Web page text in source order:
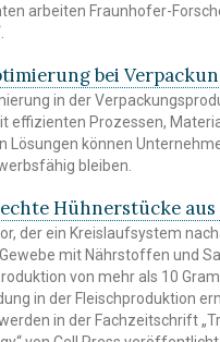
arbeiten Fraunhofer-
bei
in der
effizienten Prozessen,
Lösungen können
bleiben.
Hühnerstücke aus
der ein Kreislaufsystem
mit Nährstoffen und
von mehr als 10
in der Fleischproduktion
in der Fachzeitschrift